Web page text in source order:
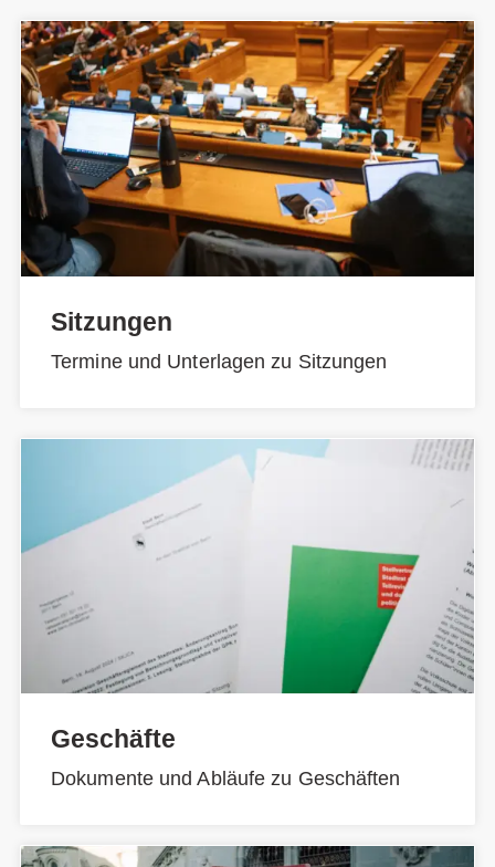
Sitzungen
Termine und Unterlagen zu Sitzungen
Geschäfte
Dokumente und Abläufe zu Geschäften